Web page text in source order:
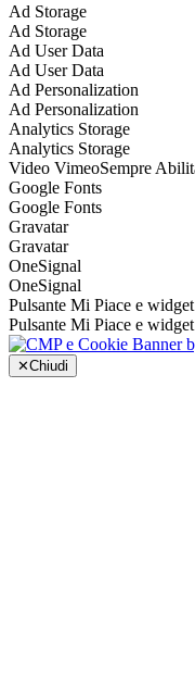
Ad Storage
Ad Storage
Ad User Data
Ad User Data
Ad Personalization
Ad Personalization
Analytics Storage
Analytics Storage
Video VimeoSempre
Google Fonts
Google Fonts
Gravatar
Gravatar
OneSignal
OneSignal
Pulsante Mi Piace e
Pulsante Mi Piace e
✕Chiudi